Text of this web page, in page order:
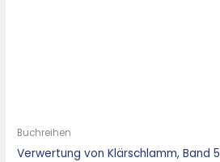
Buchreihen
Verwertung von Klärschlamm, Band 5